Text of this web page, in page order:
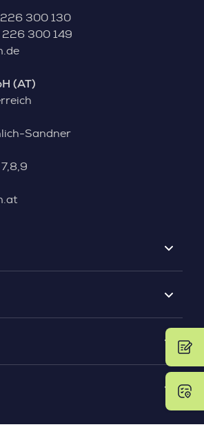
300 130
226 300 149
(AT)
Sandner